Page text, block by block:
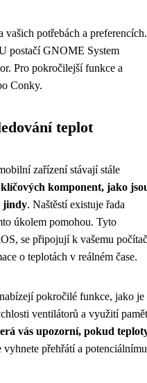
potřebách a preferencích.
postačí GNOME System
Pro pokročilejší funkce a
Conky.
teplot
zařízení stávají stále
komponent, jako
jindy. Naštěstí existuje řada
úkolem pomohou. Tyto
se připojují k vašemu
o teplotách v reálném čase.
pokročilé funkce, jako je
ventilátorů a využití
vás upozorní, pokud
vyhnete přehřátí a potenciálnímu